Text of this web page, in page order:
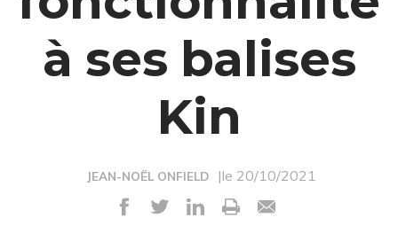
à ses balises
Kin
JEAN-NOËL ONFIELD |le 20/10/2021